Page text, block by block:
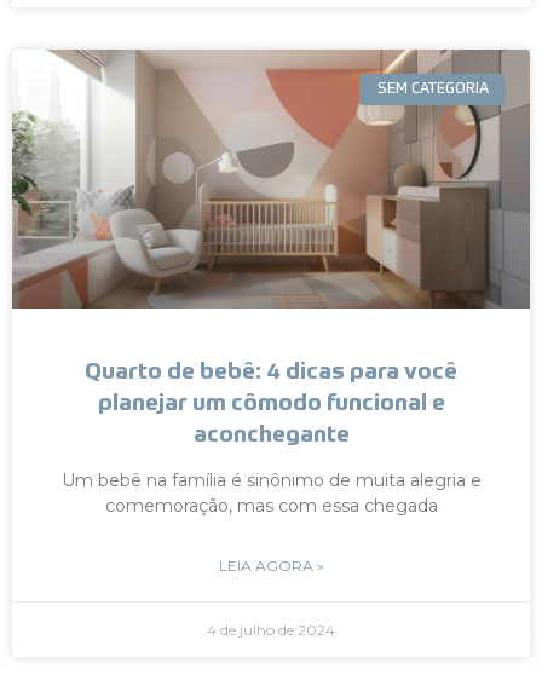
SEM CATEGORIA
Quarto de bebê: 4 dicas para você
planejar um cômodo funcional e
aconchegante
Um bebê na família é sinônimo de muita alegria e
comemoração, mas com essa chegada
LEIA AGORA »
4 de julho de 2024